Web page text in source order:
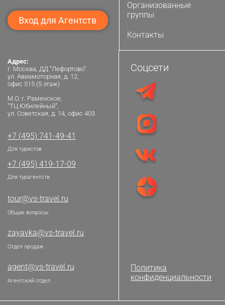
Вход для Агентств
Организованные
группы
Контакты
Адрес:
г. Москва, ДД “Лефортово”
ул. Авиамоторная, д. 12,
офис 515 (5 этаж)
М.О. г. Раменское,
“ТЦ Юбилейный”,
ул. Советская, д. 14, офис 403
+7 (495) 741-49-41
Для туристов
+7 (495) 419-17-09
Для турагентств
tour@vs-travel.ru
Общие вопросы
zayavka@vs-travel.ru
Отдел продаж
agent@vs-travel.ru
Агентский отдел
Соцсети
Политика
конфиденциальности